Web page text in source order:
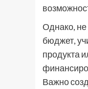
Однако,
бюджет,
продукта
Важно